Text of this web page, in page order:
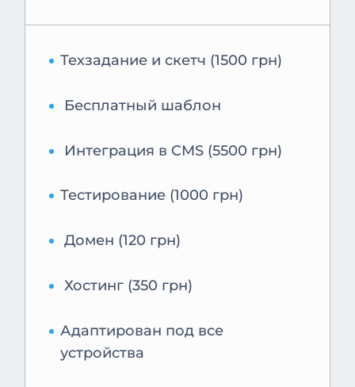
Техзадание и скетч (1500 грн)
Бесплатный шаблон
Интеграция в CMS (5500 грн)
Тестирование (1000 грн)
Домен (120 грн)
Хостинг (350 грн)
Адаптирован под все
устройства